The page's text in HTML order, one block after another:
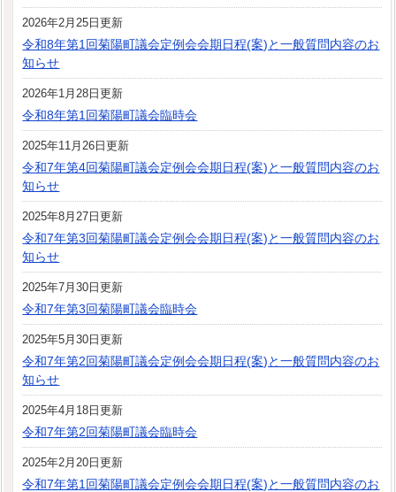
2026年2月25日更新
令和8年第1回菊陽町議会定例会会期日程(案)と一般質問内容のお
知らせ
2026年1月28日更新
令和8年第1回菊陽町議会臨時会
2025年11月26日更新
令和7年第4回菊陽町議会定例会会期日程(案)と一般質問内容のお
知らせ
2025年8月27日更新
令和7年第3回菊陽町議会定例会会期日程(案)と一般質問内容のお
知らせ
2025年7月30日更新
令和7年第3回菊陽町議会臨時会
2025年5月30日更新
令和7年第2回菊陽町議会定例会会期日程(案)と一般質問内容のお
知らせ
2025年4月18日更新
令和7年第2回菊陽町議会臨時会
2025年2月20日更新
令和7年第1回菊陽町議会定例会会期日程(案)と一般質問内容のお